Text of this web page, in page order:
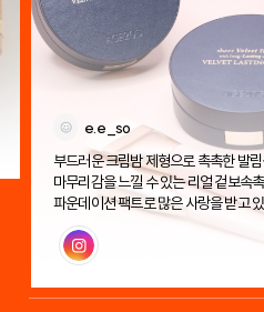
e.e_so
부드러운 크림밤 제형으로 촉촉한 발
마무리감을 느낄 수 있는 리얼 겉보속
파운데이션 팩트로 많은 사랑을 받고
에이지투웨니스 벨벳 래스팅 팩트!
인스타그램